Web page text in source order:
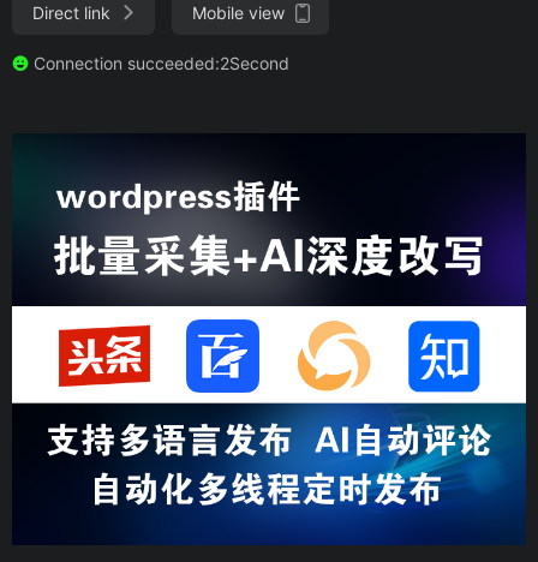
Direct link Mobile view
Connection succeeded:2Second